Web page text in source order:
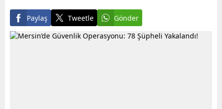
Paylaş Tweetle Gönder